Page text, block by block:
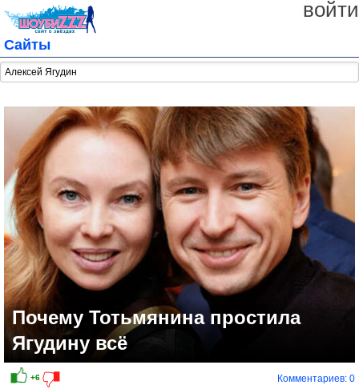
войти
Сайты
Почему Тотьмянина простила
Ягудину всё
Комментариев: 0